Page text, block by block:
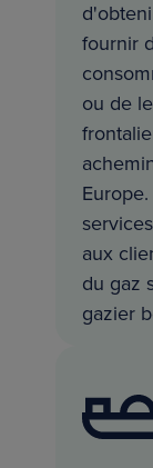
fournir
ou de
aux
du gaz
gazier